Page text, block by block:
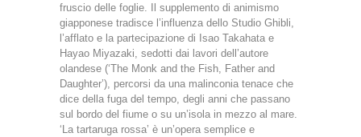
fruscio delle foglie. Il supplemento di animismo
giapponese tradisce l’influenza dello Studio Ghibli,
l’afflato e la partecipazione di Isao Takahata e
Hayao Miyazaki, sedotti dai lavori dell’autore
olandese (‘The Monk and the Fish, Father and
Daughter’), percorsi da una malinconia tenace che
dice della fuga del tempo, degli anni che passano
sul bordo del fiume o su un’isola in mezzo al mare.
‘La tartaruga rossa’ è un’opera semplice e